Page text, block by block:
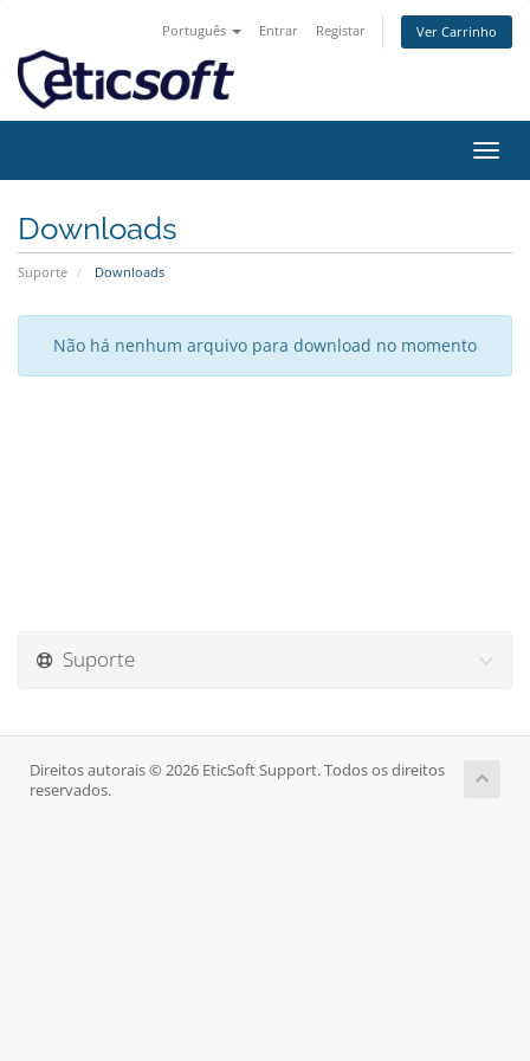
Português Entrar Registar Ver Carrinho
Downloads
Suporte Downloads
Não há nenhum arquivo para download no momento
Suporte
Direitos autorais © 2026 EticSoft Support. Todos os direitos
reservados.